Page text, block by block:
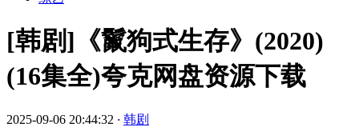
[韩剧]《鬣狗式生存》(2020)
(16集全)夸克网盘资源下载
2025-09-06 20:44:32 · 韩剧